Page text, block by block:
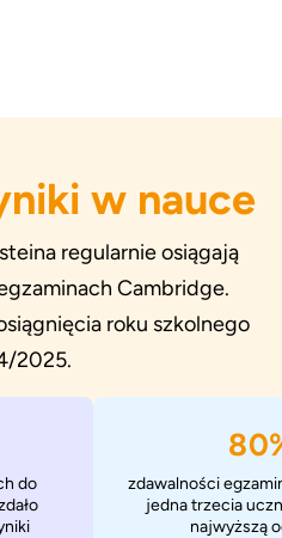
w nauce
regularnie osiągają
Cambridge.
roku szkolnego
2025.
do
zdawalności
jedna trzecia
najwyższą